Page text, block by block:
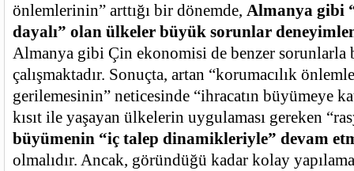
önlemlerinin” arttığı bir dönemde, Almanya gibi
dayalı” olan ülkeler büyük sorunlar
Almanya gibi Çin ekonomisi de benzer sorunlarla
çalışmaktadır. Sonuçta, artan “korumacılık
gerilemesinin” neticesinde “ihracatın büyümeye
kısıt ile yaşayan ülkelerin uygulaması gereken
büyümenin “iç talep dinamikleriyle” devam
olmalıdır. Ancak, göründüğü kadar kolay